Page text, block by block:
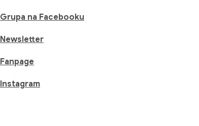
Grupa na Facebooku
Newsletter
Fanpage
Instagram